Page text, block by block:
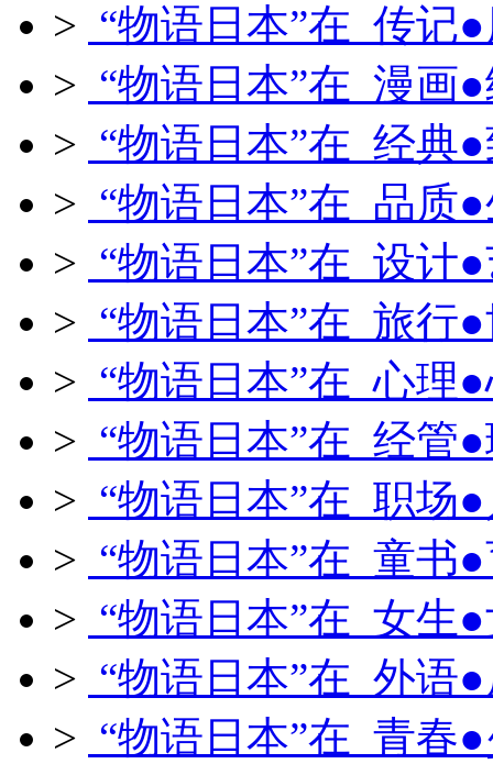
> “物语日本”在 传记
> “物语日本”在 漫画
> “物语日本”在 经典
> “物语日本”在 品质
> “物语日本”在 设计
> “物语日本”在 旅行
> “物语日本”在 心理
> “物语日本”在 经管
> “物语日本”在 职场
> “物语日本”在 童书
> “物语日本”在 女生
> “物语日本”在 外语
> “物语日本”在 青春